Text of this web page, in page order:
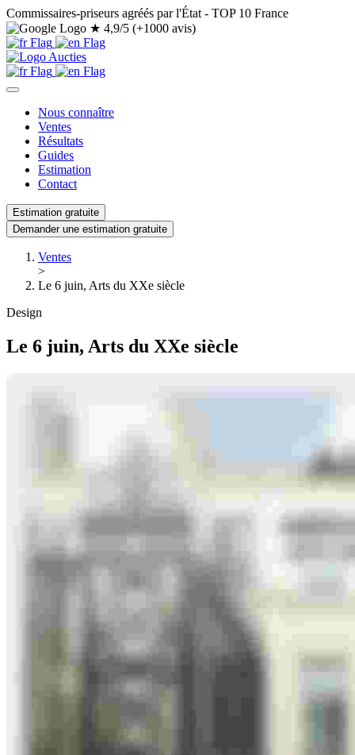
Commissaires-priseurs agréés par l'État - TOP 10 France
★ 4,9/5 (+1000 avis)
Nous connaître
Ventes
Résultats
Guides
Estimation
Contact
Estimation gratuite
Demander une estimation gratuite
Ventes
>
Le 6 juin, Arts du XXe siècle
Design
Le 6 juin, Arts du XXe siècle